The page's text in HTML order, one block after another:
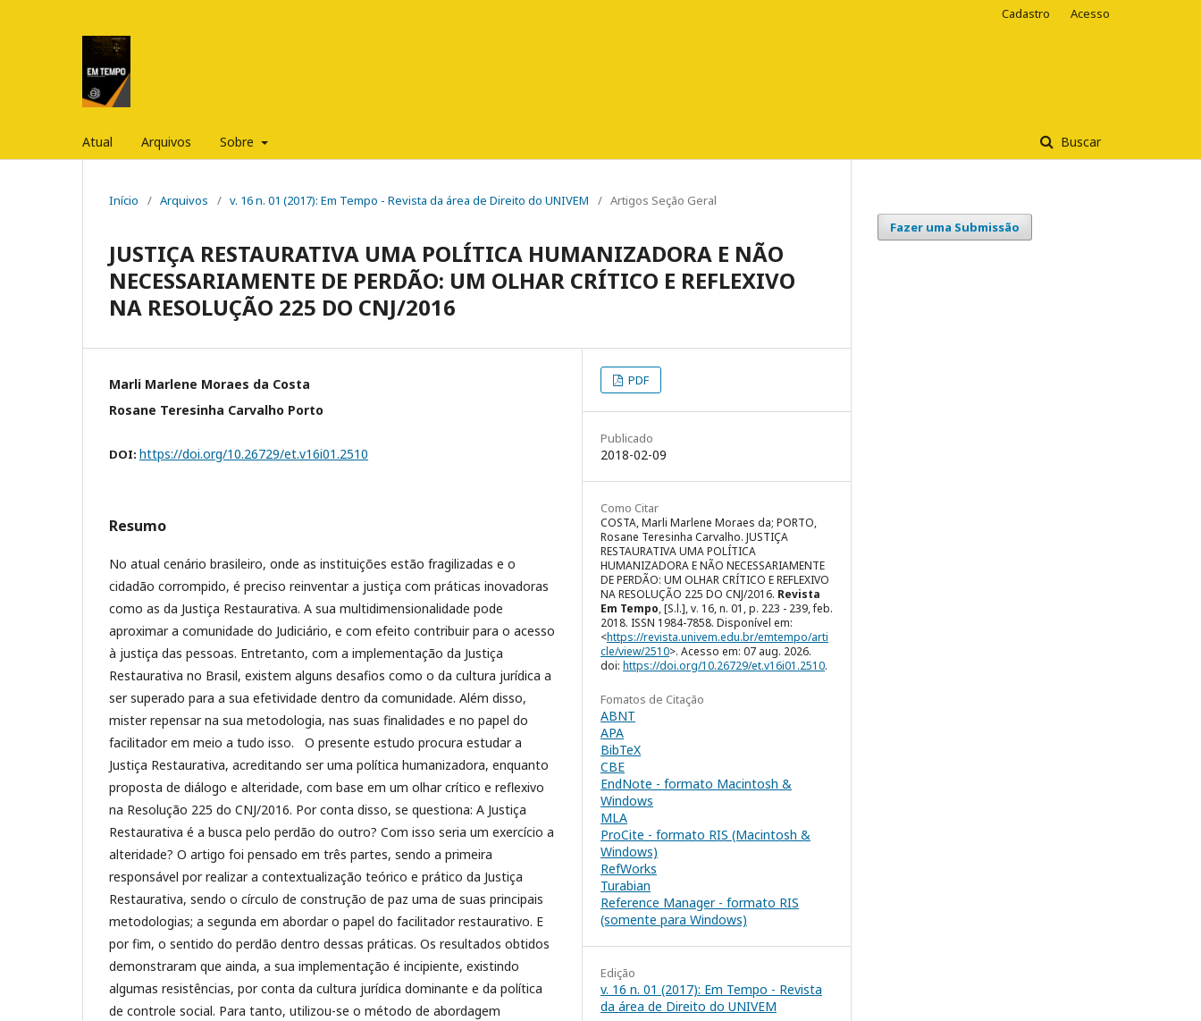
Atual Arquivos Sobre Buscar
Cadastro Acesso
Início / Arquivos / v. 16 n. 01 (2017): Em Tempo - Revista da área de Direito do UNIVEM / Artigos Seção Geral
JUSTIÇA RESTAURATIVA UMA POLÍTICA HUMANIZADORA E NÃO
NECESSARIAMENTE DE PERDÃO: UM OLHAR CRÍTICO E REFLEXIVO
NA RESOLUÇÃO 225 DO CNJ/2016
Marli Marlene Moraes da Costa
Rosane Teresinha Carvalho Porto
DOI: https://doi.org/10.26729/et.v16i01.2510
Resumo
No atual cenário brasileiro, onde as instituições estão fragilizadas e o
cidadão corrompido, é preciso reinventar a justiça com práticas inovadoras
como as da Justiça Restaurativa. A sua multidimensionalidade pode
aproximar a comunidade do Judiciário, e com efeito contribuir para o acesso
à justiça das pessoas. Entretanto, com a implementação da Justiça
Restaurativa no Brasil, existem alguns desafios como o da cultura jurídica a
ser superado para a sua efetividade dentro da comunidade. Além disso,
mister repensar na sua metodologia, nas suas finalidades e no papel do
facilitador em meio a tudo isso. O presente estudo procura estudar a
Justiça Restaurativa, acreditando ser uma política humanizadora, enquanto
proposta de diálogo e alteridade, com base em um olhar crítico e reflexivo
na Resolução 225 do CNJ/2016. Por conta disso, se questiona: A Justiça
Restaurativa é a busca pelo perdão do outro? Com isso seria um exercício a
alteridade? O artigo foi pensado em três partes, sendo a primeira
responsável por realizar a contextualização teórico e prático da Justiça
Restaurativa, sendo o círculo de construção de paz uma de suas principais
metodologias; a segunda em abordar o papel do facilitador restaurativo. E
por fim, o sentido do perdão dentro dessas práticas. Os resultados obtidos
demonstraram que ainda, a sua implementação é incipiente, existindo
algumas resistências, por conta da cultura jurídica dominante e da política
de controle social. Para tanto, utilizou-se o método de abordagem
PDF
Publicado
2018-02-09
Como Citar
COSTA, Marli Marlene Moraes da; PORTO,
Rosane Teresinha Carvalho. JUSTIÇA
RESTAURATIVA UMA POLÍTICA
HUMANIZADORA E NÃO NECESSARIAMENTE
DE PERDÃO: UM OLHAR CRÍTICO E REFLEXIVO
NA RESOLUÇÃO 225 DO CNJ/2016. Revista
Em Tempo, [S.l.], v. 16, n. 01, p. 223 - 239, feb.
2018. ISSN 1984-7858. Disponível em:
<https://revista.univem.edu.br/emtempo/arti
cle/view/2510>. Acesso em: 07 aug. 2026.
doi: https://doi.org/10.26729/et.v16i01.2510.
Fomatos de Citação
ABNT
APA
BibTeX
CBE
EndNote - formato Macintosh &
Windows
MLA
ProCite - formato RIS (Macintosh &
Windows)
RefWorks
Turabian
Reference Manager - formato RIS
(somente para Windows)
Edição
v. 16 n. 01 (2017): Em Tempo - Revista
da área de Direito do UNIVEM
Fazer uma Submissão